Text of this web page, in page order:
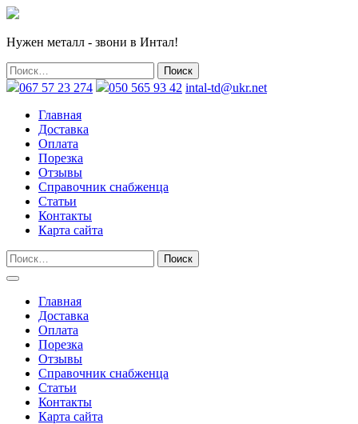
Нужен металл - звони в Интал!
067 57 23 274 050 565 93 42 intal-td@ukr.net
Главная
Доставка
Оплата
Порезка
Отзывы
Справочник снабженца
Статьи
Контакты
Карта сайта
Главная
Доставка
Оплата
Порезка
Отзывы
Справочник снабженца
Статьи
Контакты
Карта сайта